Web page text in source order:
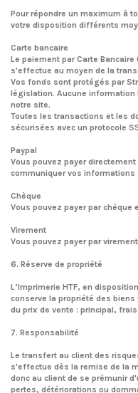
Pour répondre un maximum à
votre disposition différents
Carte bancaire
Le paiement par Carte
s'effectue au moyen de la
Vos fonds sont protégés par
législation. Aucune information
notre site.
Toutes les transactions et les
sécurisées avec un protocole
Paypal
Vous pouvez payer
communiquer vos
Chèque
Vous pouvez payer par
Virement
Vous pouvez payer par
6. Réserve de propriété
L’Imprimerie HTF, en
conserve la propriété des
du prix de vente : principal,
7. Responsabilité
Le transfert au client des
s'effectue dès la remise de la
donc au client de se prémunir
pertes, détériorations ou